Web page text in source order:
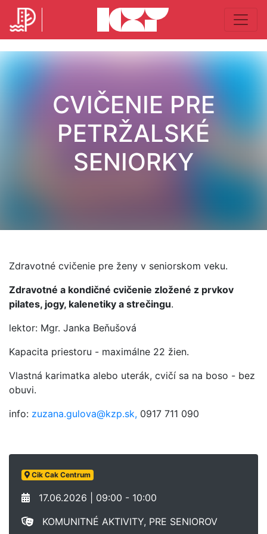
CVIČENIE PRE
PETRŽALSKÉ
SENIORKY
Zdravotné cvičenie pre ženy v seniorskom veku.
Zdravotné a kondičné cvičenie zložené z prvkov
pilates, jogy, kalenetiky a strečingu.
lektor: Mgr. Janka Beňušová
Kapacita priestoru - maximálne 22 žien.
Vlastná karimatka alebo uterák, cvičí sa na boso - bez
obuvi.
info: zuzana.gulova@kzp.sk, 0917 711 090
Cik Cak Centrum
17.06.2026 | 09:00 - 10:00
KOMUNITNÉ AKTIVITY, PRE SENIOROV